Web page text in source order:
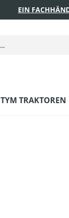
EIN
TYM TRAKTOREN